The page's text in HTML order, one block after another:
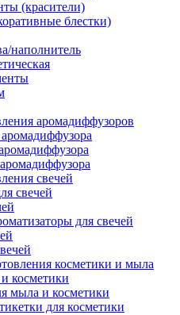
(красители)
блестки)
наполнитель
аромадиффузоров
свечей
свечей
для свечей
косметики и мыла
косметики
мыла и косметики
для косметики